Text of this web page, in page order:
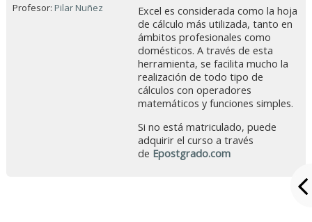
Excel es considerada como la hoja
de cálculo más utilizada, tanto en
ámbitos profesionales como
domésticos. A través de esta
herramienta, se facilita mucho la
realización de todo tipo de
cálculos con operadores
matemáticos y funciones simples.
Si no está matriculado, puede
adquirir el curso a través
de Epostgrado.com
Profesor: Pilar Nuñez